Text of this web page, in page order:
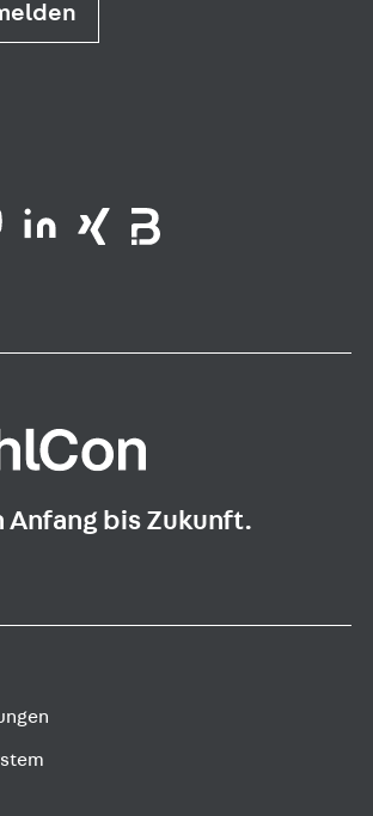
Anfang bis Zukunft.